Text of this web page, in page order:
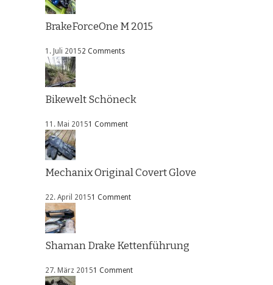
BrakeForceOne M 2015
1. Juli 20152 Comments
Bikewelt Schöneck
11. Mai 20151 Comment
Mechanix Original Covert Glove
22. April 20151 Comment
Shaman Drake Kettenführung
27. März 20151 Comment